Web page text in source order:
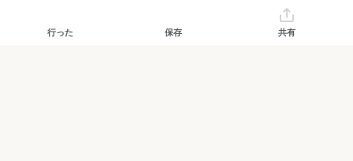
行った 保存 共有